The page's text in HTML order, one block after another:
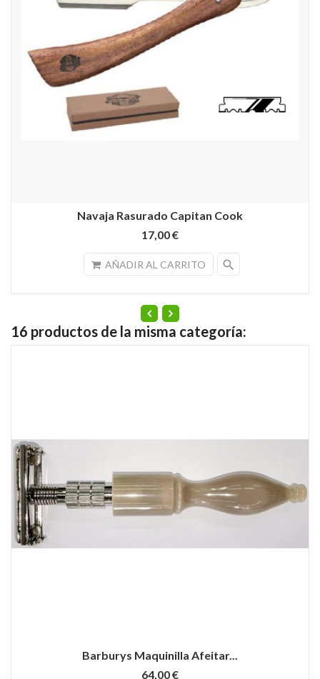
Navaja Rasurado Capitan Cook
17,00 €
AÑADIR AL CARRITO search
16 productos de la misma categoría:
Barburys Maquinilla Afeitar...
64,00 €